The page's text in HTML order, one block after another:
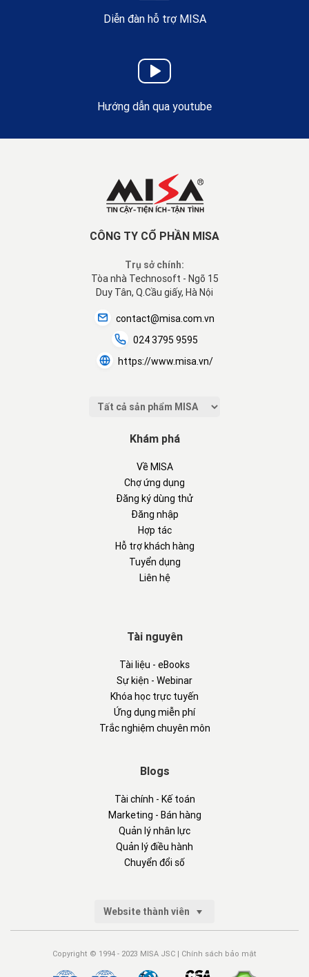
Diễn đàn hỗ trợ MISA
Hướng dẫn qua youtube
CÔNG TY CỔ PHẦN MISA
Trụ sở chính:
Tòa nhà Technosoft - Ngõ 15
Duy Tân, Q.Cầu giấy, Hà Nội
contact@misa.com.vn
024 3795 9595
https://www.misa.vn/
Khám phá
Về MISA
Chợ ứng dụng
Đăng ký dùng thử
Đăng nhập
Hợp tác
Hỗ trợ khách hàng
Tuyển dụng
Liên hệ
Tài nguyên
Tài liệu - eBooks
Sự kiện - Webinar
Khóa học trực tuyến
Ứng dụng miễn phí
Trắc nghiệm chuyên môn
Blogs
Tài chính - Kế toán
Marketing - Bán hàng
Quản lý nhân lực
Quản lý điều hành
Chuyển đổi số
Website thành viên
Copyright © 1994 - 2023 MISA JSC | Chính sách bảo mật